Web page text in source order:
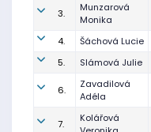
3.
Munzarová
Monika
4. Šáchová Lucie
5.
Slámová Julie
6.
Zavadilová
Adéla
7.
Kolářová